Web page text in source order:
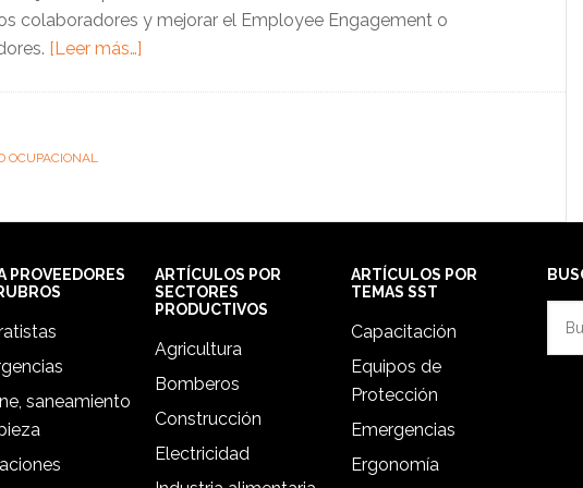
colaboradores y mejorar el Employee Engagement o
[Leer más…]
el
laboral
OCUPACIONAL
PROVEEDORES
saneamiento
ARTÍCULOS POR
SECTORES
PRODUCTIVOS
Agricultura
Bomberos
Construcción
Electricidad
ARTÍCULOS POR
TEMAS SST
Capacitación
Equipos de
Protección
Emergencias
Ergonomía